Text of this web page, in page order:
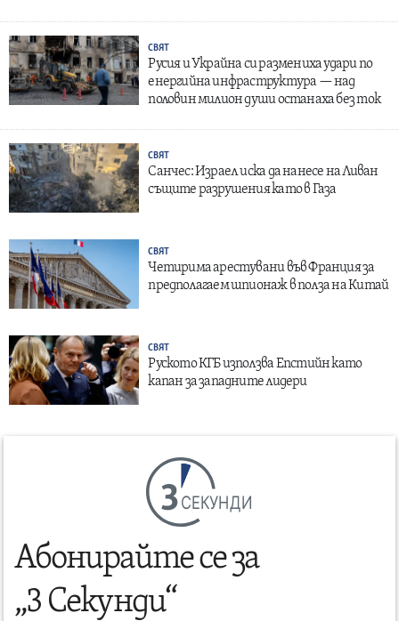
СВЯТ
Русия и Украйна си размениха удари по
енергийна инфраструктура — над
половин милион души останаха без ток
СВЯТ
Санчес: Израел иска да нанесе на Ливан
същите разрушения като в Газа
СВЯТ
Четирима арестувани във Франция за
предполагаем шпионаж в полза на Китай
СВЯТ
Руското КГБ използва Епстийн като
капан за западните лидери
СЕКУНДИ
Абонирайте се за
„3 Секунди“